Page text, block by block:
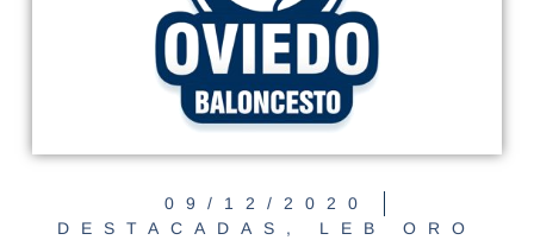
09/12/2020
DESTACADAS , LEB ORO